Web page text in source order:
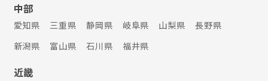
中部
愛知県 三重県 静岡県 岐阜県 山梨県
長野県
新潟県
富山県 石川県 福井県
近畿